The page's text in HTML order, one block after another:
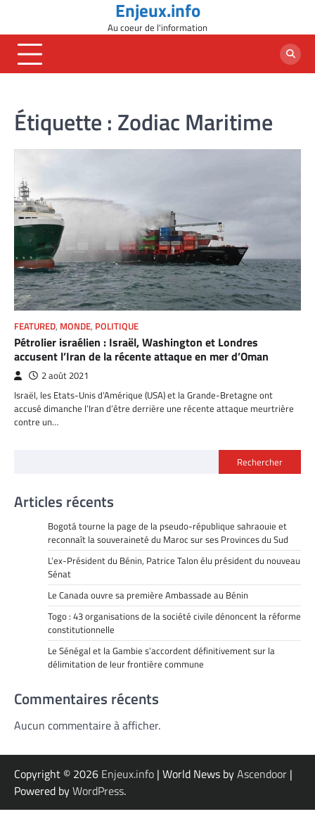
content
Enjeux.info
Au coeur de l'information
Étiquette : Zodiac Maritime
FEATURED, MONDE, POLITIQUE
Pétrolier israélien : Israël, Washington et Londres
accusent l’Iran de la récente attaque en mer d’Oman
2 août 2021
Israël, les Etats-Unis d’Amérique (USA) et la Grande-Bretagne ont
accusé dimanche l’Iran d’être derrière une récente attaque meurtrière
contre un…
Rechercher
Articles récents
Bogotá tourne la page de la pseudo-république sahraouie et
reconnaît la souveraineté du Maroc sur ses Provinces du Sud
L’ex-Président du Bénin, Patrice Talon élu président du nouveau
Sénat
Le Canada ouvre sa première Ambassade au Bénin
Togo : 43 organisations de la société civile dénoncent la réforme
constitutionnelle
Le Sénégal et la Gambie s’accordent définitivement sur la
délimitation de leur frontière commune
Commentaires récents
Aucun commentaire à afficher.
Copyright © 2026 Enjeux.info | World News byAscendoor |
Powered byWordPress.